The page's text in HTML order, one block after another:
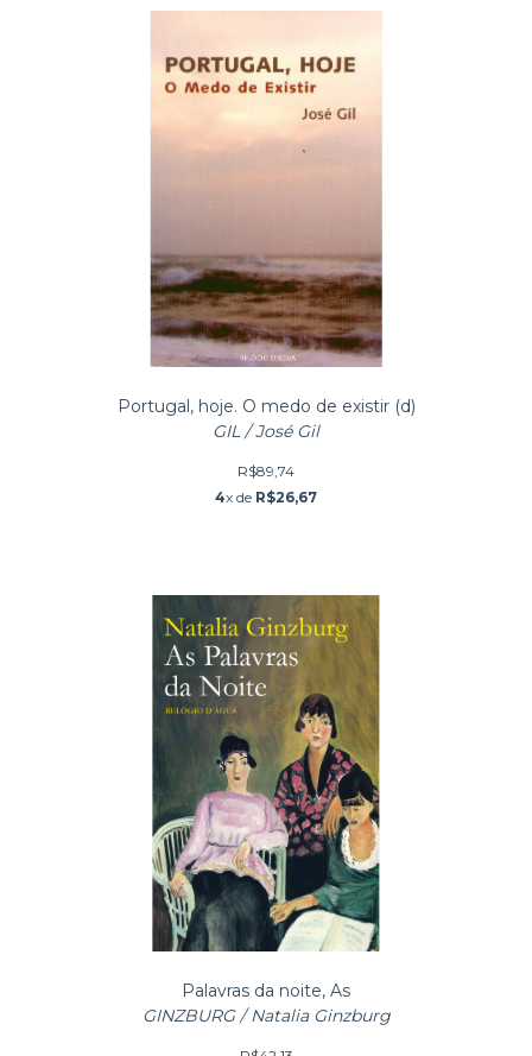
Portugal, hoje. O medo de existir (d)
GIL / José Gil
R$89,74
4x de R$26,67
Palavras da noite, As
GINZBURG / Natalia Ginzburg